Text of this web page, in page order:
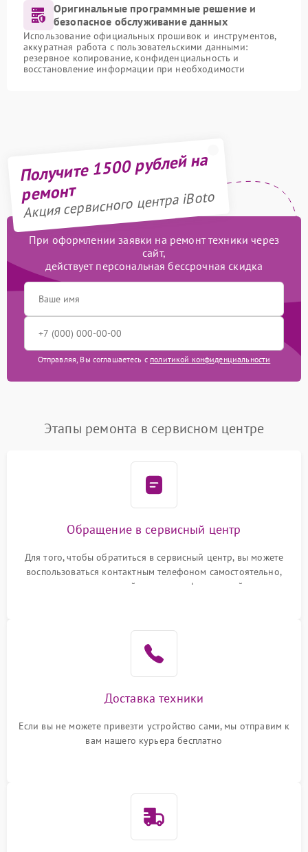
Оригинальные программные решение и
безопасное обслуживание данных
Использование официальных прошивок и инструментов,
аккуратная работа с пользовательскими данными:
резервное копирование, конфиденциальность и
восстановление информации при необходимости
Получите 1500 рублей на
ремонт
Акция сервисного центра iBoto
При оформлении заявки на ремонт техники через
сайт,
действует персональная бессрочная скидка
Отправляя, Вы соглашаетесь с политикой конфиденциальности
Этапы ремонта в сервисном центре
Обращение в сервисный центр
Для того, чтобы обратиться в сервисный центр, вы можете
воспользоваться контактным телефоном самостоятельно,
или оставить свой номер телефона на сайте
Доставка техники
Если вы не можете привезти устройство сами, мы отправим к
вам нашего курьера бесплатно